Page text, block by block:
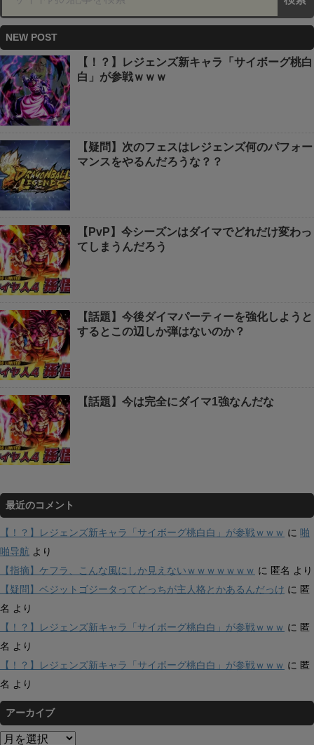
NEW POST
【！？】レジェンズ新キャラ「サイボーグ桃白
白」が参戦ｗｗｗ
【疑問】次のフェスはレジェンズ何のパフォー
マンスをやるんだろうな？？
【PvP】今シーズンはダイマでどれだけ変わっ
てしまうんだろう
【話題】今後ダイマパーティーを強化しようと
するとこの辺しか弾はないのか？
【話題】今は完全にダイマ1強なんだな
最近のコメント
【！？】レジェンズ新キャラ「サイボーグ桃白白」が参戦ｗｗｗ に 啪
啪导航 より
【指摘】ケフラ、こんな風にしか見えないｗｗｗｗｗｗｗ に 匿名 より
【疑問】ベジットゴジータってどっちが主人格とかあるんだっけ に 匿
名 より
【！？】レジェンズ新キャラ「サイボーグ桃白白」が参戦ｗｗｗ に 匿
名 より
【！？】レジェンズ新キャラ「サイボーグ桃白白」が参戦ｗｗｗ に 匿
名 より
アーカイブ
ア